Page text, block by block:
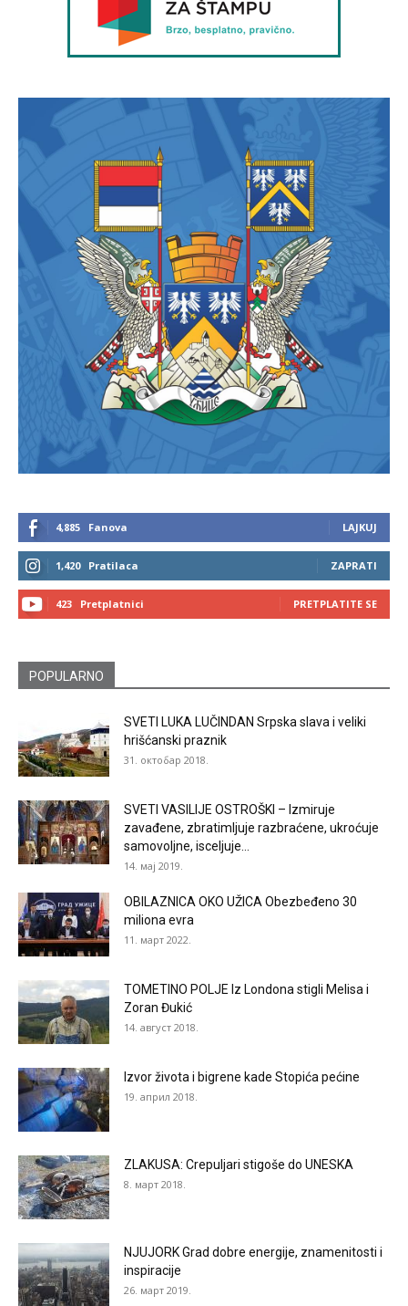
4,885 Fanova LAJKUJ
1,420 Pratilaca ZAPRATI
423 Pretplatnici PRETPLATITE SE
POPULARNO
SVETI LUKA LUČINDAN Srpska slava i veliki
hrišćanski praznik
31. октобар 2018.
SVETI VASILIJE OSTROŠKI – Izmiruje
zavađene, zbratimljuje razbraćene, ukroćuje
samovoljne, isceljuje...
14. мај 2019.
OBILAZNICA OKO UŽICA Obezbeđeno 30
miliona evra
11. март 2022.
TOMETINO POLJE Iz Londona stigli Melisa i
Zoran Đukić
14. август 2018.
Izvor života i bigrene kade Stopića pećine
19. април 2018.
ZLAKUSA: Crepuljari stigoše do UNESKA
8. март 2018.
NJUJORK Grad dobre energije, znamenitosti i
inspiracije
26. март 2019.